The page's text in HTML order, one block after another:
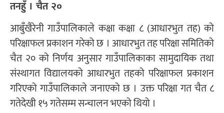
तनहुँ । चैत २०
आबुँखैरेनी गाउँपालिकाले कक्षा कक्षा ८ (आधारभुत तह) को
परिक्षाफल प्रकाशन गरेको छ । आधारभुत तह परिक्षा समितिको
चैत २० को निर्णय अनुसार गाउँपालिकाका सामुदायिक तथा
संस्थागत विद्यालयको आधारभुत तहको परिक्षाफल प्रकाशन
गरिएको गाउँपालिकाले जनाएको छ । उक्त परिक्षा गत चैत ८
गतेदेखी १५ गतेसम्म सन्चालन भएको थियो ।